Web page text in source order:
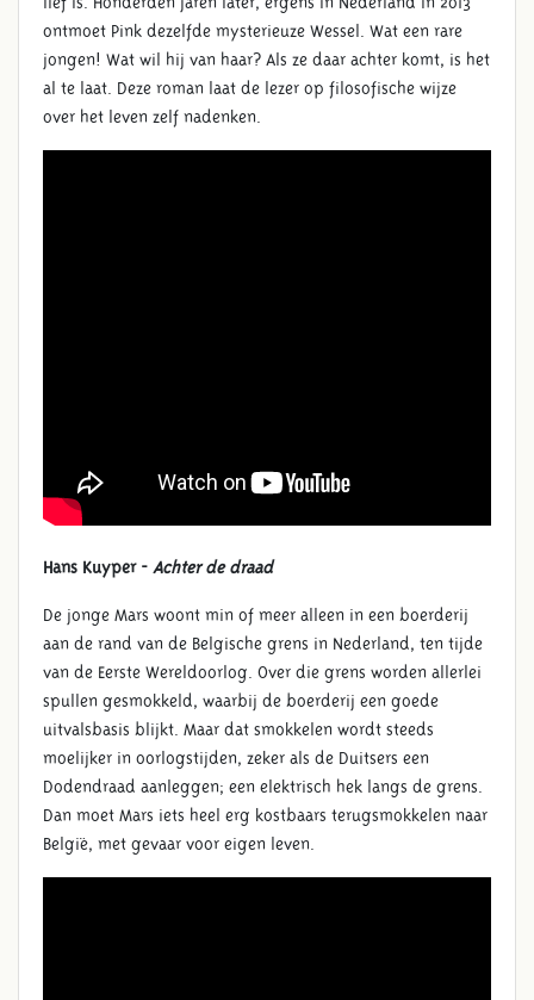
ontmoet Pink dezelfde mysterieuze Wessel. Wat een rare
jongen! Wat wil hij van haar? Als ze daar achter komt, is het
al te laat. Deze roman laat de lezer op filosofische wijze
over het leven zelf nadenken.
Hans Kuyper - Achter de draad
De jonge Mars woont min of meer alleen in een boerderij
aan de rand van de Belgische grens in Nederland, ten tijde
van de Eerste Wereldoorlog. Over die grens worden allerlei
spullen gesmokkeld, waarbij de boerderij een goede
uitvalsbasis blijkt. Maar dat smokkelen wordt steeds
moelijker in oorlogstijden, zeker als de Duitsers een
Dodendraad aanleggen; een elektrisch hek langs de grens.
Dan moet Mars iets heel erg kostbaars terugsmokkelen naar
België, met gevaar voor eigen leven.